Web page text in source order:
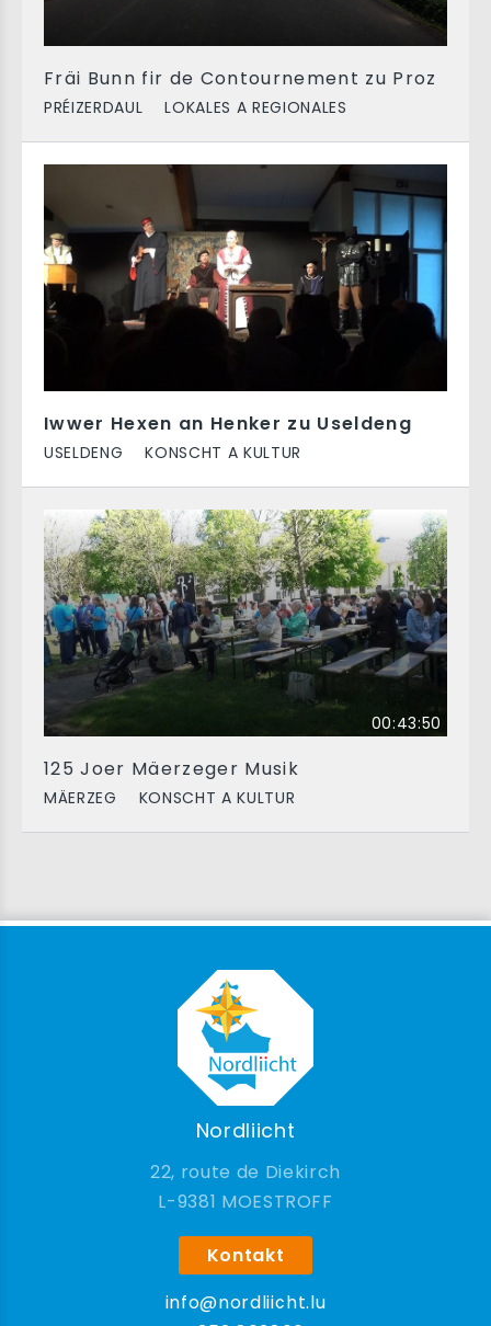
Fräi Bunn fir de Contournement zu Proz
PRÉIZERDAUL LOKALES A REGIONALES
Iwwer Hexen an Henker zu Useldeng
USELDENG KONSCHT A KULTUR
00:43:50
125 Joer Mäerzeger Musik
MÄERZEG KONSCHT A KULTUR
Nordliicht
22, route de Diekirch
9381 MOESTROFF
Kontakt
info@nordliicht.lu